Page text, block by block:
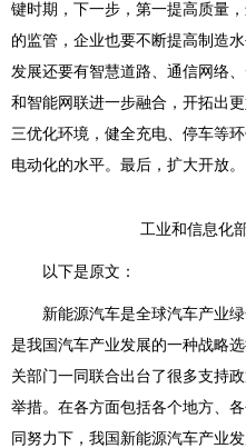
键时期，下一步，第一提高质量
的监管，企业也要不断提高制造
发展还要有智慧道路、通信网络
和智能网联进一步融合，开拓出
三优化环境，健全充电、停车等
电动化的水平。最后，扩大开放。
工业和信息化部
以下是原文：
新能源汽车是全球汽车产业绿
是我国汽车产业发展的一种战略
关部门一同联合出台了很多支持
举措。在各方面包括各个地方、
同努力下，我国新能源汽车产业